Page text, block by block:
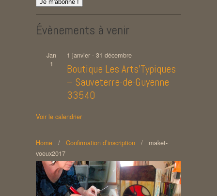
Évènements à venir
Jan
1
1 janvier - 31 décembre
Boutique Les Arts’Typiques
– Sauveterre-de-Guyenne
33540
Voir le calendrier
Home / Confirmation d’inscription /
maket-
voeux2017